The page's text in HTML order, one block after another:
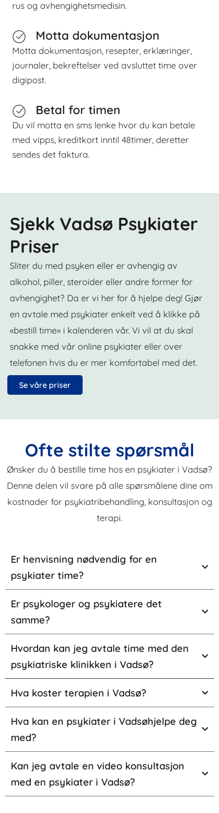
rus og avhengighetsmedisin.
Motta dokumentasjon
Motta dokumentasjon, resepter, erklæringer,
journaler, bekreftelser ved avsluttet time over
digipost.
Betal for timen
Du vil motta en sms lenke hvor du kan betale
med vipps, kreditkort inntil 48timer, deretter
sendes det faktura.
Sjekk Vadsø Psykiater
Priser
Sliter du med psyken eller er avhengig av
alkohol, piller, steroider eller andre former for
avhengighet? Da er vi her for å hjelpe deg! Gjør
en avtale med psykiater enkelt ved å klikke på
«bestill time» i kalenderen vår. Vi vil at du skal
snakke med vår online psykiater eller over
telefonen hvis du er mer komfortabel med det.
Se våre priser
Ofte stilte spørsmål
Ønsker du å bestille time hos en psykiater i Vadsø?
Denne delen vil svare på alle spørsmålene dine om
kostnader for psykiatribehandling, konsultasjon og
terapi.
Er henvisning nødvendig for en
psykiater time?
Er psykologer og psykiatere det
samme?
Hvordan kan jeg avtale time med den
psykiatriske klinikken i Vadsø?
Hva koster terapien i Vadsø?
Hva kan en psykiater i Vadsøhjelpe deg
med?
Kan jeg avtale en video konsultasjon
med en psykiater i Vadsø?